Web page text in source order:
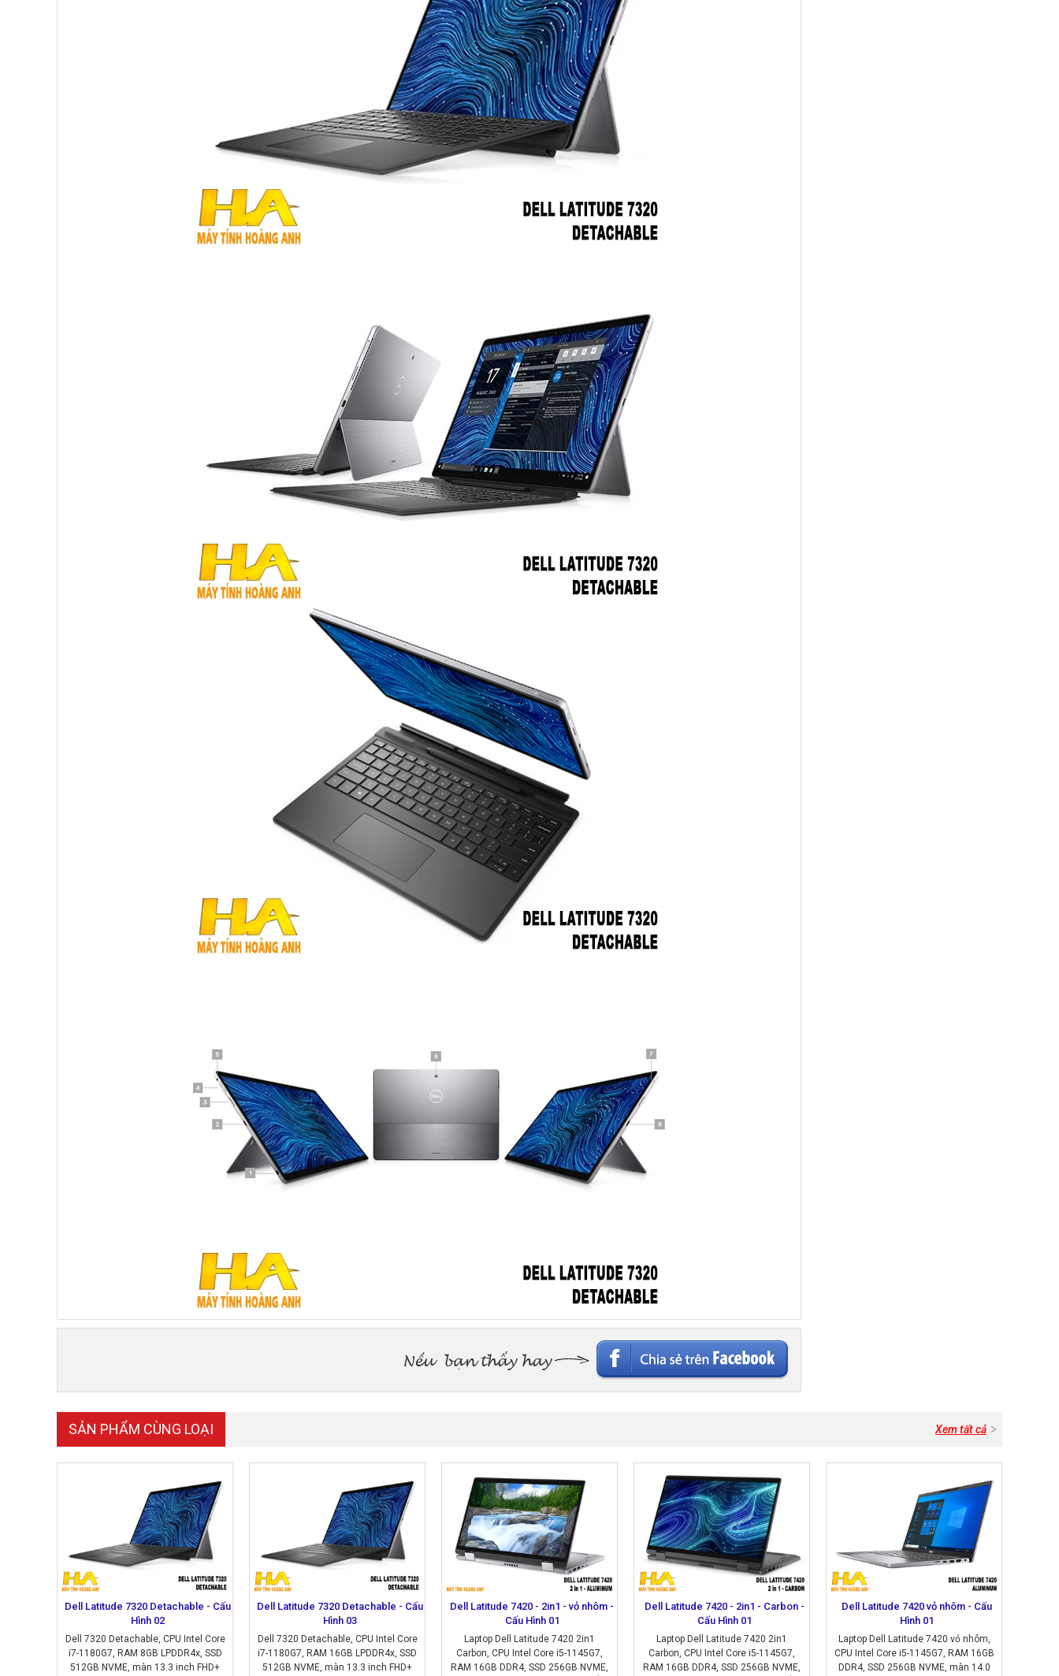
Xem tất cả
SẢN PHẨM CÙNG LOẠI
Dell Latitude 7320 Detachable - Cấu
Hình 02
Dell 7320 Detachable, CPU Intel Core
i7-1180G7, RAM 8GB LPDDR4x, SSD
512GB NVME, màn 13.3 inch FHD+
Dell Latitude 7320 Detachable - Cấu
Hình 03
Dell 7320 Detachable, CPU Intel Core
i7-1180G7, RAM 16GB LPDDR4x, SSD
512GB NVME, màn 13.3 inch FHD+
Dell Latitude 7420 - 2in1 - vỏ nhôm -
Cấu Hình 01
Laptop Dell Latitude 7420 2in1
Carbon, CPU Intel Core i5-1145G7,
RAM 16GB DDR4, SSD 256GB NVME,
Dell Latitude 7420 - 2in1 - Carbon -
Cấu Hình 01
Laptop Dell Latitude 7420 2in1
Carbon, CPU Intel Core i5-1145G7,
RAM 16GB DDR4, SSD 256GB NVME,
Dell Latitude 7420 vỏ nhôm - Cấu
Hình 01
Laptop Dell Latitude 7420 vỏ nhôm,
CPU Intel Core i5-1145G7, RAM 16GB
DDR4, SSD 256GB NVME, màn 14.0